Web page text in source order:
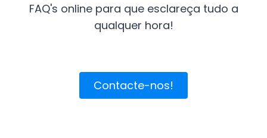
FAQ's online para que esclareça tudo a
qualquer hora!
Contacte-nos!